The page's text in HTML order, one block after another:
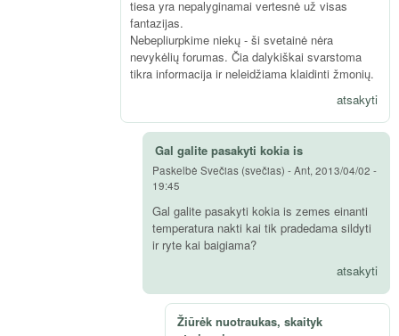
tiesa yra nepalyginamai vertesnė už visas
fantazijas.
Nebepliurpkime niekų - ši svetainė nėra
nevykėlių forumas. Čia dalykiškai svarstoma
tikra informacija ir neleidžiama klaidinti žmonių.
atsakyti
Gal galite pasakyti kokia is
Paskelbė Svečias (svečias) -Ant, 2013/04/02 -
19:45
Gal galite pasakyti kokia is zemes einanti
temperatura nakti kai tik pradedama sildyti
ir ryte kai baigiama?
atsakyti
Žiūrėk nuotraukas, skaityk